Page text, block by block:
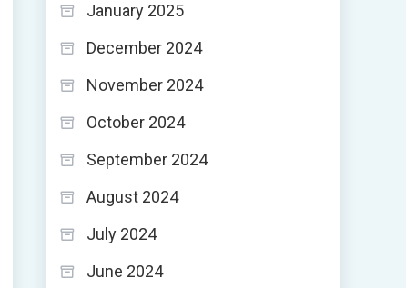
January 2025
December 2024
November 2024
October 2024
September 2024
August 2024
July 2024
June 2024